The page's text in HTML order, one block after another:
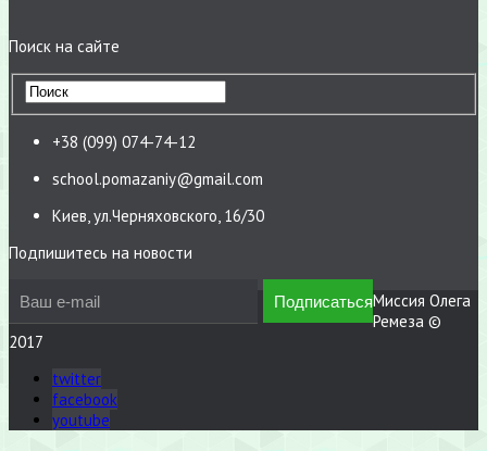
Поиск на сайте
+38 (099) 074-74-12
school.pomazaniy@gmail.com
Киев, ул.Черняховского, 16/30
Подпишитесь на новости
Миссия Олега
Ремеза ©
2017
twitter
facebook
youtube